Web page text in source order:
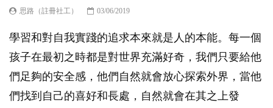
思路（註冊社工） 03/06/2019
學習和對自我實踐的追求本來就是人的本能。每一個
孩子在最初之時都是對世界充滿好奇，我們只要給他
們足夠的安全感，他們自然就會放心探索外界，當他
們找到自己的喜好和長處，自然就會在其之上發